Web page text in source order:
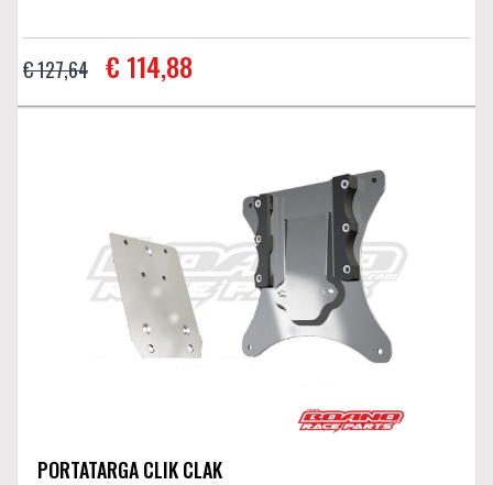
€ 127,64 € 114,88
PORTATARGA CLIK CLAK